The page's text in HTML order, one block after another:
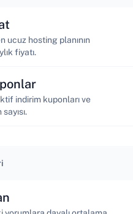
ucuz hosting planının
fiyatı.
indirim kuponları ve